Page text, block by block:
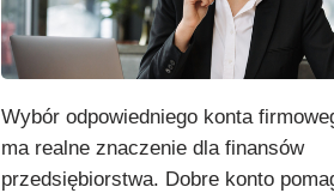
Wybór odpowiedniego konta
ma realne znaczenie dla finansów
przedsiębiorstwa. Dobre konto